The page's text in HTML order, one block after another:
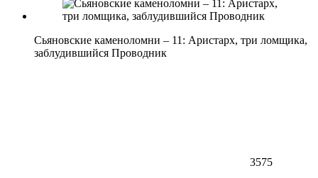
Сьяновские каменоломни – 11: Аристарх, три ломщика,
заблудившийся Проводник
3575